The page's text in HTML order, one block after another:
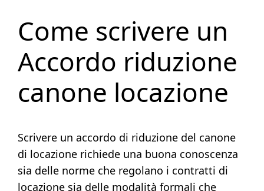
Come scrivere un
Accordo riduzione
canone locazione
Scrivere un accordo di riduzione del canone
di locazione richiede una buona conoscenza
sia delle norme che regolano i contratti di
locazione sia delle modalità formali che